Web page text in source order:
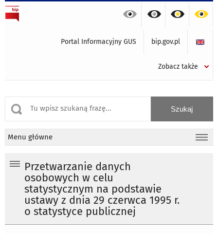
Portal Informacyjny GUS bip.gov.pl
Zobacz także
Menu główne
Przetwarzanie danych
osobowych w celu
statystycznym na podstawie
ustawy z dnia 29 czerwca 1995 r.
o statystyce publicznej